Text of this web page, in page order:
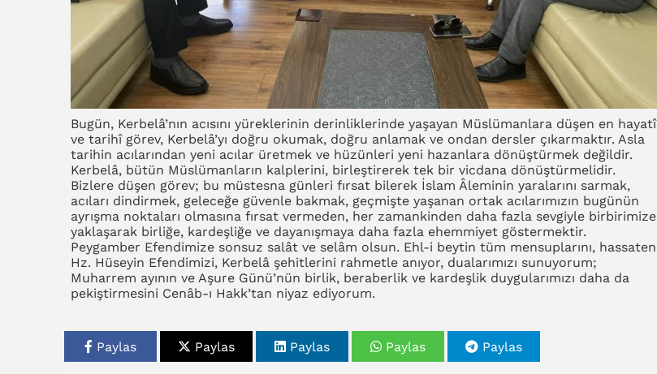
Bugün, Kerbelâ’nın acısını yüreklerinin derinliklerinde yaşayan Müslümanlara düşen en hayatî
ve tarihî görev, Kerbelâ’yı doğru okumak, doğru anlamak ve ondan dersler çıkarmaktır. Asla
tarihin acılarından yeni acılar üretmek ve hüzünleri yeni hazanlara dönüştürmek değildir.
Kerbelâ, bütün Müslümanların kalplerini, birleştirerek tek bir vicdana dönüştürmelidir.
Bizlere düşen görev; bu müstesna günleri fırsat bilerek İslam Âleminin yaralarını sarmak,
acıları dindirmek, geleceğe güvenle bakmak, geçmişte yaşanan ortak acılarımızın bugünün
ayrışma noktaları olmasına fırsat vermeden, her zamankinden daha fazla sevgiyle birbirimize
yaklaşarak birliğe, kardeşliğe ve dayanışmaya daha fazla ehemmiyet göstermektir.
Peygamber Efendimize sonsuz salât ve selâm olsun. Ehl-i beytin tüm mensuplarını, hassaten
Hz. Hüseyin Efendimizi, Kerbelâ şehitlerini rahmetle anıyor, dualarımızı sunuyorum;
Muharrem ayının ve Aşure Günü’nün birlik, beraberlik ve kardeşlik duygularımızı daha da
pekiştirmesini Cenâb-ı Hakk’tan niyaz ediyorum.
Paylas Paylas Paylas Paylas Paylas